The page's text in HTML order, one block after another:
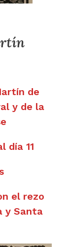
de
y de la
día 11
el rezo
y Santa